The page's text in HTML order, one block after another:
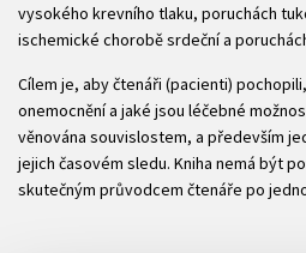
vysokého krevního tlaku, poruchách
ischemické chorobě srdeční a
Cílem je, aby čtenáři (pacienti)
onemocnění a jaké jsou léčebné
věnována souvislostem, a především
jejich časovém sledu. Kniha nemá být
skutečným průvodcem čtenáře po